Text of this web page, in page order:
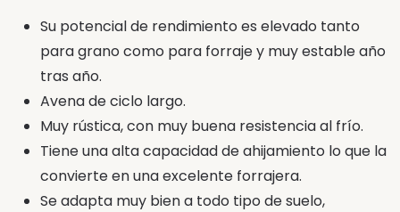
Su potencial de rendimiento es elevado tanto
para grano como para forraje y muy estable año
tras año.
Avena de ciclo largo.
Muy rústica, con muy buena resistencia al frío.
Tiene una alta capacidad de ahijamiento lo que la
convierte en una excelente forrajera.
Se adapta muy bien a todo tipo de suelo,